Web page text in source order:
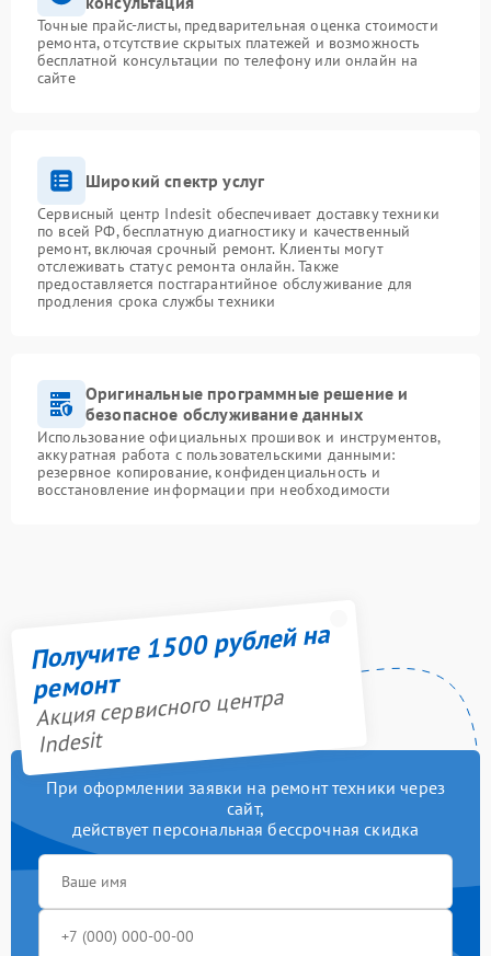
Точные прайс-листы, предварительная оценка стоимости
ремонта, отсутствие скрытых платежей и возможность
бесплатной консультации по телефону или онлайн на
сайте
Широкий спектр услуг
Сервисный центр Indesit обеспечивает доставку техники
по всей РФ, бесплатную диагностику и качественный
ремонт, включая срочный ремонт. Клиенты могут
отслеживать статус ремонта онлайн. Также
предоставляется постгарантийное обслуживание для
продления срока службы техники
Оригинальные программные решение и
безопасное обслуживание данных
Использование официальных прошивок и инструментов,
аккуратная работа с пользовательскими данными:
резервное копирование, конфиденциальность и
восстановление информации при необходимости
Получите 1500 рублей на
ремонт
Акция сервисного центра
Indesit
При оформлении заявки на ремонт техники через
сайт,
действует персональная бессрочная скидка